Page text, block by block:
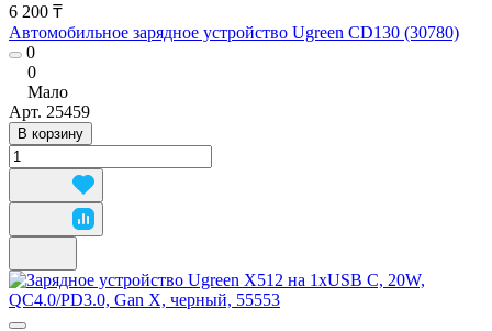
6 200 ₸
Автомобильное зарядное устройство Ugreen CD130 (30780)
0
0
Мало
Арт. 25459
В корзину